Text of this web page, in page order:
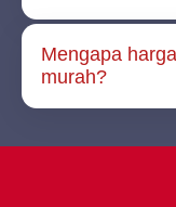
Mengapa
murah?